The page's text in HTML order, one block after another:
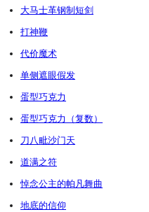
大马士革钢制短剑
打神鞭
代价魔术
单侧遮眼假发
蛋型巧克力
蛋型巧克力（复数）
刀八毗沙门天
道满之符
悼念公主的帕凡舞曲
地底的信仰